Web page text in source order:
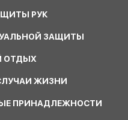
РУК
ЗАЩИТЫ
ОТДЫХ
ЖИЗНИ
ПРИНАДЛЕЖНОСТИ